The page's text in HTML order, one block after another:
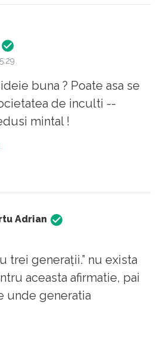
mai lunga....
multa energie/efort
pe unii sa nu moara.
crape....in chinuri.
buna ? Poate asa se
de inculti --
mintal !
Adrian
trei generații.” nu exista
aceasta afirmatie, pai
unde generatia